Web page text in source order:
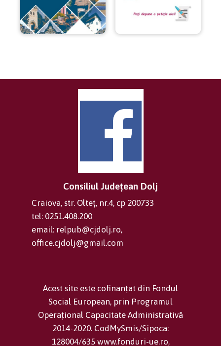
Consiliul Județean Dolj
Craiova, str. Olteț, nr.4, cp 200733
tel: 0251.408.200
email: relpub@cjdolj.ro,
office.cjdolj@gmail.com
Acest site este cofinanțat din Fondul
Social European, prin Programul
Operațional Capacitate Administrativă
2014-2020. CodMySmis/Sipoca:
128004/635 www.fonduri-ue.ro,